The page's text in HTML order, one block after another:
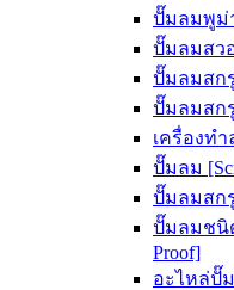
ปั๊มลมพูม่
ปั๊มลมสว
ปั๊มลมสกรู
ปั๊มลมสกรู
เครื่องท
ปั๊มลม
ปั๊มลมสกรู
ปั๊มลมชนิด
Proof]
อะไหล่ปั๊